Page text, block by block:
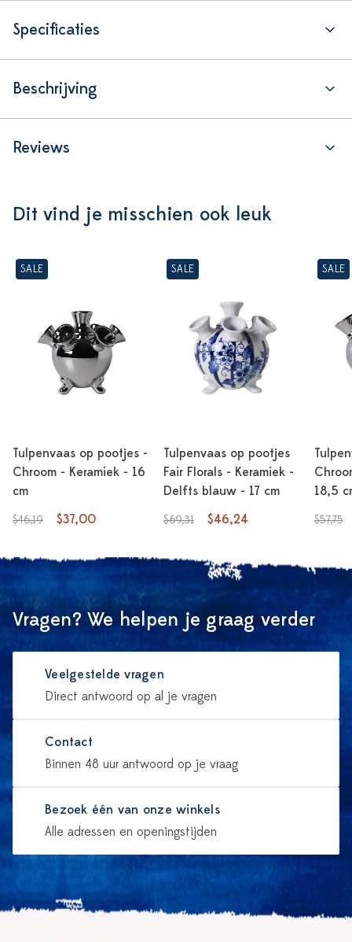
Specificaties
Beschrijving
Reviews
Dit vind je misschien ook leuk
SALE
Tulpenvaas op pootjes -
Chroom - Keramiek - 16
cm
$46,19 $37,00
SALE
Tulpenvaas op pootjes
Fair Florals - Keramiek -
Delfts blauw - 17 cm
$69,31 $46,24
SALE
18,5
$57,75
Vragen? We helpen je graag verder
Veelgestelde vragen
Direct antwoord op al je vragen
Contact
Binnen 48 uur antwoord op je vraag
Bezoek één van onze winkels
Alle adressen en openingstijden